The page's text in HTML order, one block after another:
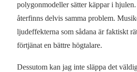
polygonmodeller sätter käppar i
återfinns delvis samma problem.
ljudeffekterna som sådana är faktiskt
förtjänat en bättre högtalare.
Dessutom kan jag inte släppa det